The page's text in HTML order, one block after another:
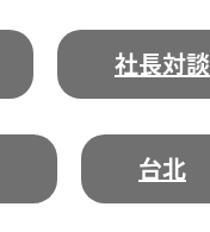
社長対談
台北